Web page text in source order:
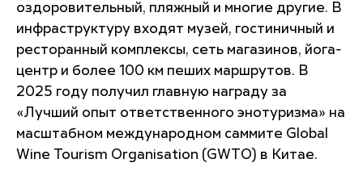
оздоровительный, пляжный и многие другие. В
инфраструктуру входят музей, гостиничный и
ресторанный комплексы, сеть магазинов, йога-
центр и более 100 км пеших маршрутов. В
2025 году получил главную награду за
«Лучший опыт ответственного энотуризма» на
масштабном международном саммите Global
Wine Tourism Organisation (GWTO) в Китае.